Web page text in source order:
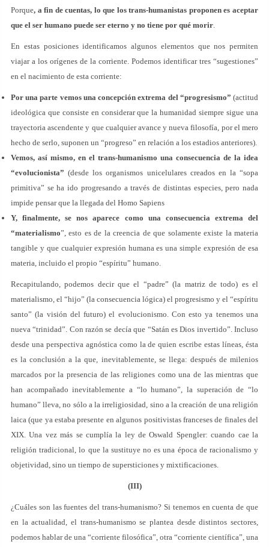
Porque, a fin de cuentas, lo que los trans-humanistas proponen es aceptar
que el ser humano puede ser eterno y no tiene por qué morir.
En estas posiciones identificamos algunos elementos que nos permiten
viajar a los orígenes de la corriente. Podemos identificar tres “sugestiones”
en el nacimiento de esta corriente:
Por una parte vemos una concepción extrema del “progresismo” (actitud
ideológica que consiste en considerar que la humanidad siempre sigue una
trayectoria ascendente y que cualquier avance y nueva filosofía, por el mero
hecho de serlo, suponen un “progreso” en relación a los estadios anteriores).
Vemos, así mismo, en el trans-humanismo una consecuencia de la idea
“evolucionista” (desde los organismos unicelulares creados en la “sopa
primitiva” se ha ido progresando a través de distintas especies, pero nada
impide pensar que la llegada del Homo Sapiens
Y, finalmente, se nos aparece como una consecuencia extrema del
“materialismo”, esto es de la creencia de que solamente existe la materia
tangible y que cualquier expresión humana es una simple expresión de esa
materia, incluido el propio “espíritu” humano.
Recapitulando, podemos decir que el “padre” (la matriz de todo) es el
materialismo, el “hijo” (la consecuencia lógica) el progresismo y el “espíritu
santo” (la visión del futuro) el evolucionismo. Con esto ya tenemos una
nueva “trinidad”. Con razón se decía que “Satán es Dios invertido”. Incluso
desde una perspectiva agnóstica como la de quien escribe estas líneas, ésta
es la conclusión a la que, inevitablemente, se llega: después de milenios
marcados por la presencia de las religiones como una de las mientras que
han acompañado inevitablemente a “lo humano”, la superación de “lo
humano” lleva, no sólo a la irreligiosidad, sino a la creación de una religión
laica (que ya estaba presente en algunos positivistas franceses de finales del
XIX. Una vez más se cumplía la ley de Oswald Spengler: cuando cae la
religión tradicional, lo que la sustituye no es una época de racionalismo y
objetividad, sino un tiempo de supersticiones y mixtificaciones.
(III)
¿Cuáles son las fuentes del trans-humanismo? Si tenemos en cuenta de que
en la actualidad, el trans-humanismo se plantea desde distintos sectores,
podemos hablar de una “corriente filosófica”, otra “corriente científica”, una